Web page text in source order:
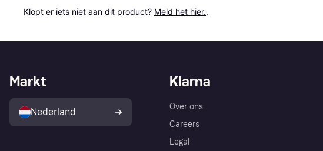
Klopt er iets niet aan dit product? Meld het hier..
Klarna
Over ons
Careers
Legal
Markt
Nederland